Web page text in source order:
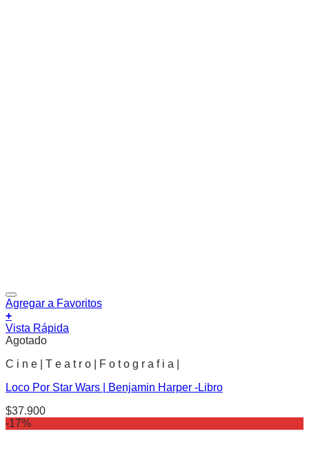
Agregar a Favoritos
+
Vista Rápida
Agotado
C i n e | T e a t r o | F o t o g r a f i a |
Loco Por Star Wars | Benjamin Harper -Libro
$37.900
-17%